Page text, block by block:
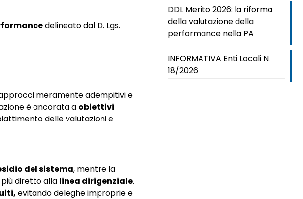
delineato dal D. Lgs.
meramente adempitivi e
è ancorata a obiettivi
delle valutazioni e
del sistema, mentre la
diretto alla linea dirigenziale.
evitando deleghe improprie e
DDL Merito 2026: la riforma
della valutazione della
performance nella PA
INFORMATIVA Enti Locali N.
18/2026